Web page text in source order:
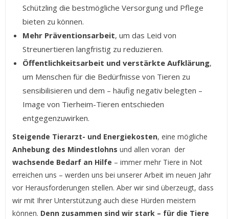
Schützling die bestmögliche Versorgung und Pflege
bieten zu können.
Mehr Präventionsarbeit, um das Leid von
Streunertieren langfristig zu reduzieren.
Öffentlichkeitsarbeit und verstärkte Aufklärung,
um Menschen für die Bedürfnisse von Tieren zu
sensibilisieren und dem – häufig negativ belegten –
Image von Tierheim-Tieren entschieden
entgegenzuwirken.
Steigende Tierarzt- und Energiekosten, eine mögliche
Anhebung des Mindestlohns und allen voran der
wachsende Bedarf an Hilfe – immer mehr Tiere in Not
erreichen uns – werden uns bei unserer Arbeit im neuen Jahr
vor Herausforderungen stellen. Aber wir sind überzeugt, dass
wir mit Ihrer Unterstützung auch diese Hürden meistern
können. Denn zusammen sind wir stark – für die Tiere